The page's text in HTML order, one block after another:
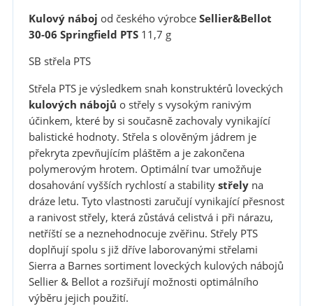
Kulový náboj od českého výrobceSellier&Bellot
30-06 Springfield PTS11,7 g
SB střela PTS
Střela PTS je výsledkem snah konstruktérů loveckých
kulových nábojů o střely s vysokým ranivým
účinkem, které by si současně zachovaly vynikající
balistické hodnoty. Střela s olověným jádrem je
překryta zpevňujícím pláštěm a je zakončena
polymerovým hrotem. Optimální tvar umožňuje
dosahování vyšších rychlostí a stabilitystřelyna
dráze letu. Tyto vlastnosti zaručují vynikající přesnost
a ranivost střely, která zůstává celistvá i při nárazu,
netříští se a neznehodnocuje zvěřinu. Střely PTS
doplňují spolu s již dříve laborovanými střelami
Sierra a Barnes sortiment loveckých kulových nábojů
Sellier & Bellot a rozšiřují možnosti optimálního
výběru jejich použití.